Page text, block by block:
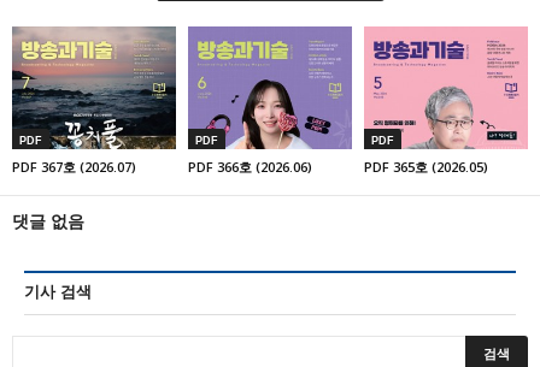
PDF
PDF 367호 (2026.07)
PDF
PDF 366호 (2026.06)
PDF
PDF 365호 (2026.05)
댓글 없음
기사 검색